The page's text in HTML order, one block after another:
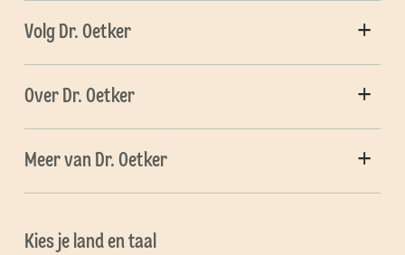
Volg Dr. Oetker
Over Dr. Oetker
Meer van Dr. Oetker
Kies je land en taal